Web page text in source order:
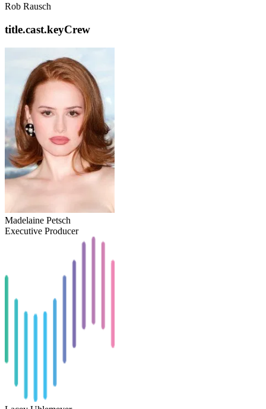
Rob Rausch
title.cast.keyCrew
Madelaine Petsch
Executive Producer